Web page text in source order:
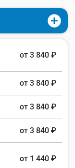
от 3 840 ₽
от 3 840 ₽
от 3 840 ₽
от 3 840 ₽
от 1 440 ₽